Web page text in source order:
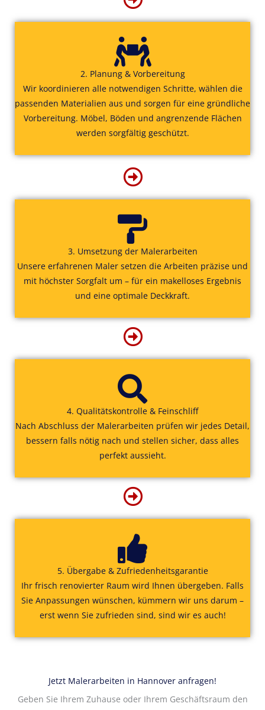
2. Planung & Vorbereitung
Wir koordinieren alle notwendigen Schritte, wählen die
passenden Materialien aus und sorgen für eine gründliche
Vorbereitung. Möbel, Böden und angrenzende Flächen
werden sorgfältig geschützt.
3. Umsetzung der Malerarbeiten
Unsere erfahrenen Maler setzen die Arbeiten präzise und
mit höchster Sorgfalt um – für ein makelloses Ergebnis
und eine optimale Deckkraft.
4. Qualitätskontrolle & Feinschliff
Nach Abschluss der Malerarbeiten prüfen wir jedes Detail,
bessern falls nötig nach und stellen sicher, dass alles
perfekt aussieht.
5. Übergabe & Zufriedenheitsgarantie
Ihr frisch renovierter Raum wird Ihnen übergeben. Falls
Sie Anpassungen wünschen, kümmern wir uns darum –
erst wenn Sie zufrieden sind, sind wir es auch!
Jetzt Malerarbeiten in Hannover anfragen!
Geben Sie Ihrem Zuhause oder Ihrem Geschäftsraum den